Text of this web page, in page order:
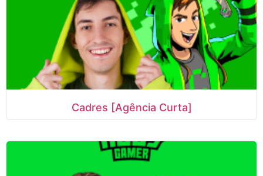
Cadres [Agência Curta]